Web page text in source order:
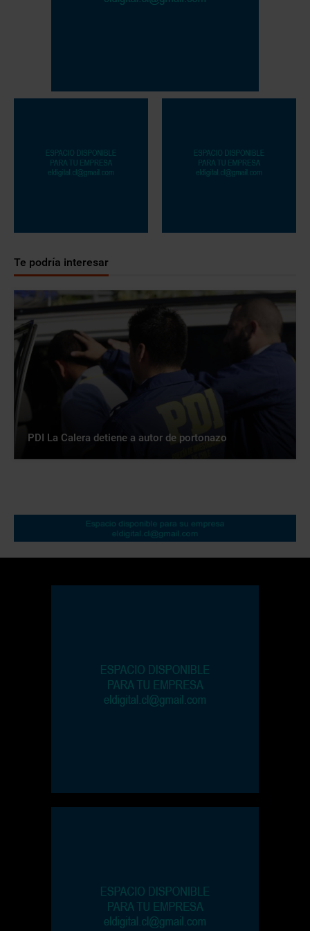
Te podría interesar
PDI La Calera detiene a autor de portonazo